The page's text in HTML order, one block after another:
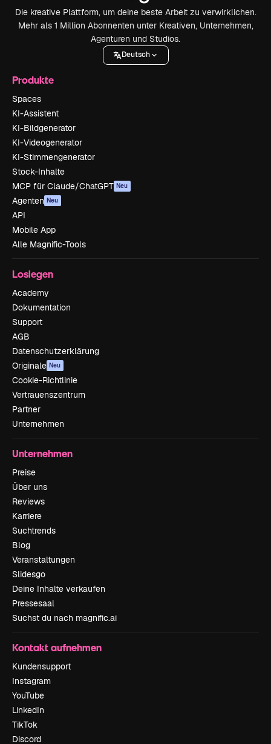
Die kreative Plattform, um deine beste Arbeit zu verwirklichen.
Mehr als 1 Million Abonnenten unter Kreativen, Unternehmen,
Agenturen und Studios.
Deutsch
Produkte
Spaces
KI-Assistent
KI-Bildgenerator
KI-Videogenerator
KI-Stimmengenerator
Stock-Inhalte
MCP für Claude/ChatGPT Neu
Agenten Neu
API
Mobile App
Alle Magnific-Tools
Loslegen
Academy
Dokumentation
Support
AGB
Datenschutzerklärung
Originale Neu
Cookie-Richtlinie
Vertrauenszentrum
Partner
Unternehmen
Unternehmen
Preise
Über uns
Reviews
Karriere
Suchtrends
Blog
Veranstaltungen
Slidesgo
Deine Inhalte verkaufen
Pressesaal
Suchst du nach magnific.ai
Kontakt aufnehmen
Kundensupport
Instagram
YouTube
LinkedIn
TikTok
Discord